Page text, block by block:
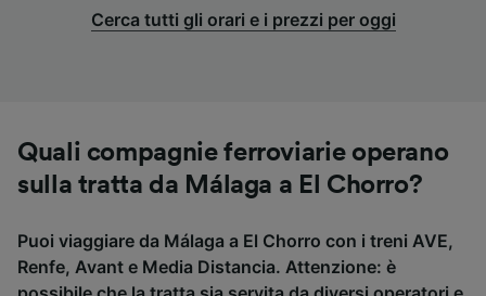
Cerca tutti gli orari e i prezzi per oggi
Quali compagnie ferroviarie operano
sulla tratta da Málaga a El Chorro?
Puoi viaggiare da Málaga a El Chorro con i treni AVE,
Renfe, Avant e Media Distancia. Attenzione: è